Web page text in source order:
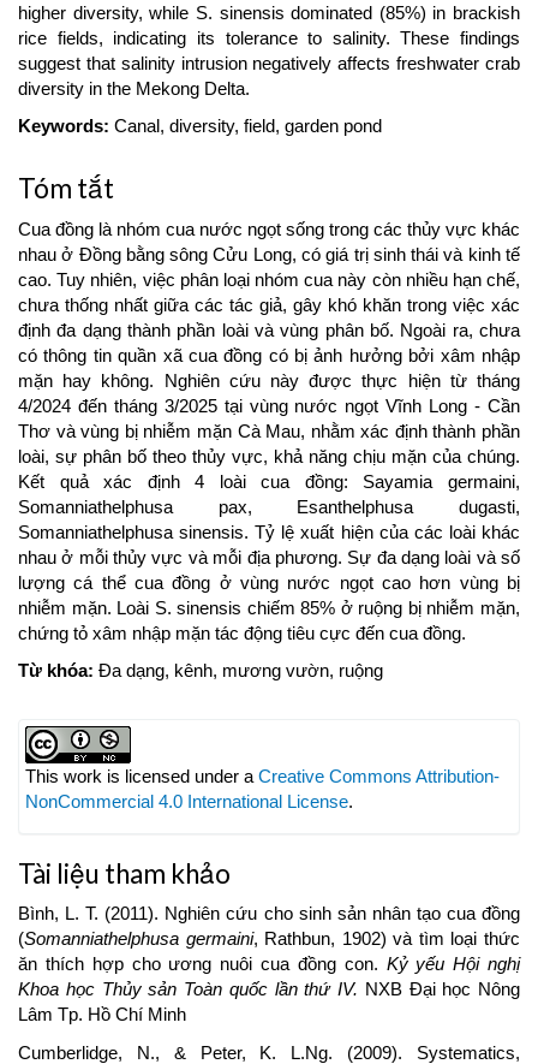
higher diversity, while S. sinensis dominated (85%) in brackish
rice fields, indicating its tolerance to salinity. These findings
suggest that salinity intrusion negatively affects freshwater crab
diversity in the Mekong Delta.
Keywords: Canal, diversity, field, garden pond
Tóm tắt
Cua đồng là nhóm cua nước ngọt sống trong các thủy vực khác
nhau ở Đồng bằng sông Cửu Long, có giá trị sinh thái và kinh tế
cao. Tuy nhiên, việc phân loại nhóm cua này còn nhiều hạn chế,
chưa thống nhất giữa các tác giả, gây khó khăn trong việc xác
định đa dạng thành phần loài và vùng phân bố. Ngoài ra, chưa
có thông tin quần xã cua đồng có bị ảnh hưởng bởi xâm nhập
mặn hay không. Nghiên cứu này được thực hiện từ tháng
4/2024 đến tháng 3/2025 tại vùng nước ngọt Vĩnh Long - Cần
Thơ và vùng bị nhiễm mặn Cà Mau, nhằm xác định thành phần
loài, sự phân bố theo thủy vực, khả năng chịu mặn của chúng.
Kết quả xác định 4 loài cua đồng: Sayamia germaini,
Somanniathelphusa pax, Esanthelphusa dugasti,
Somanniathelphusa sinensis. Tỷ lệ xuất hiện của các loài khác
nhau ở mỗi thủy vực và mỗi địa phương. Sự đa dạng loài và số
lượng cá thể cua đồng ở vùng nước ngọt cao hơn vùng bị
nhiễm mặn. Loài S. sinensis chiếm 85% ở ruộng bị nhiễm mặn,
chứng tỏ xâm nhập mặn tác động tiêu cực đến cua đồng.
Từ khóa: Đa dạng, kênh, mương vườn, ruộng
Article
Details
This work is licensed under a Creative Commons Attribution-
NonCommercial 4.0 International License.
Tài liệu tham khảo
Bình, L. T. (2011). Nghiên cứu cho sinh sản nhân tạo cua đồng
(Somanniathelphusa germaini, Rathbun, 1902) và tìm loại thức
ăn thích hợp cho ương nuôi cua đồng con. Kỷ yếu Hội nghị
Khoa học Thủy sản Toàn quốc lần thứ IV. NXB Đại học Nông
Lâm Tp. Hồ Chí Minh
Cumberlidge, N., & Peter, K. L.Ng. (2009). Systematics,